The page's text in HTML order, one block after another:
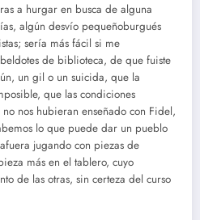
a hurgar en busca de alguna
algún desvío pequeñoburgués
sería más fácil si me
de biblioteca, de que fuiste
un gil o un suicida, que la
que las condiciones
nos hubieran enseñado con Fidel,
lo que puede dar un pueblo
jugando con piezas de
más en el tablero, cuyo
de las otras, sin certeza del curso